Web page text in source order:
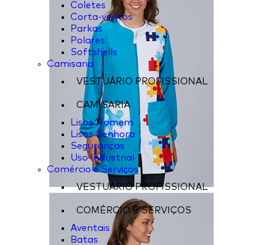
Coletes
Corta-ventos
Parkas
Polares
Softshells
Camisaria
VESTUÁRIO PROFISSIONAL
CAMISARIA
Lisos Homem
Lisos Senhora
Seguranças
Uso Industrial
Comércio e Serviços
VESTUÁRIO PROFISSIONAL
COMÉRCIO E SERVIÇOS
Aventais
Batas